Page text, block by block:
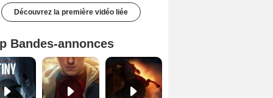
Découvrez la première vidéo liée
Bandes-annonces
Mutiny Bande-annonce VO STFR Spider-Man: Brand New Day Bande-annonce VO STFR